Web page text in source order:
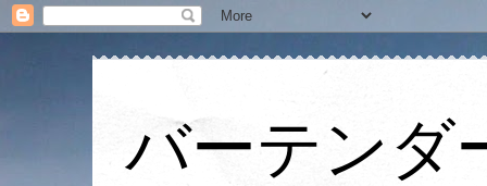
バーテンダ